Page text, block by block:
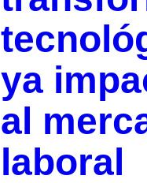
ya
al
laboral